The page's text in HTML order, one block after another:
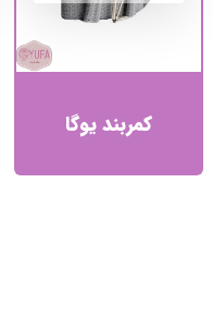
کمربند یوگا